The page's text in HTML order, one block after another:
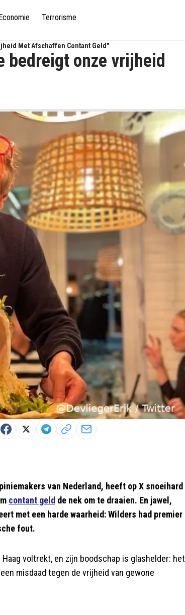
Terrorisme
Met Afschaffen Contant Geld"
bedreigt onze vrijheid
van Nederland, heeft op X snoeihard
contant geld de nek om te draaien. En jawel,
met een harde waarheid: Wilders had premier
fout.
voltrekt, en zijn boodschap is glashelder: het
misdaad tegen de vrijheid van gewone